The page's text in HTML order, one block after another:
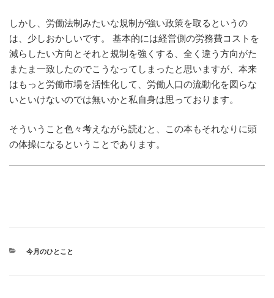
しかし、労働法制みたいな規制が強い政策を取るというの
は、少しおかしいです。 基本的には経営側の労務費コストを
減らしたい方向とそれと規制を強くする、全く違う方向がた
またま一致したのでこうなってしまったと思いますが、本来
はもっと労働市場を活性化して、労働人口の流動化を図らな
いといけないのでは無いかと私自身は思っております。
そういうこと色々考えながら読むと、この本もそれなりに頭
の体操になるということであります。
カ
今月のひとこと